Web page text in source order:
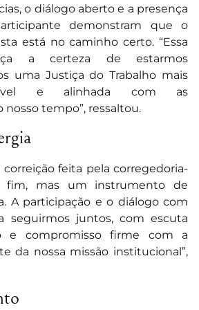
o diálogo aberto e a presença
demonstram que o
está no caminho certo. “Essa
a certeza de estarmos
uma Justiça do Trabalho mais
e alinhada com as
nosso tempo”, ressaltou.
correição feita pela corregedoria-
mas um instrumento de
A participação e o diálogo com
seguirmos juntos, com escuta
e compromisso firme com a
da nossa missão institucional”,